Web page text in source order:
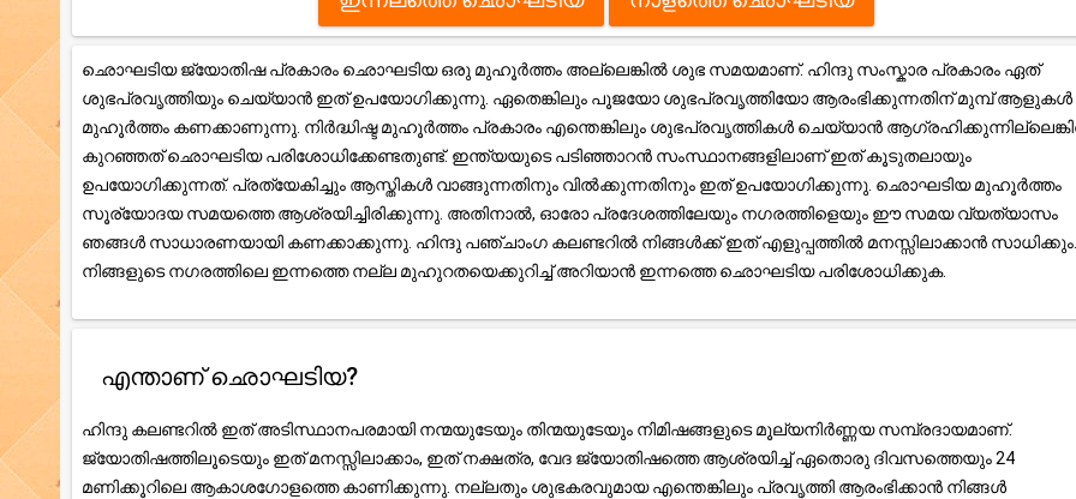
ഛൊഘടിയ ജ്യോതിഷ പ്രകാരം ഛൊഘടിയ ഒരു മുഹൂർത്തം അല്ലെങ്കിൽ ശുഭ സമയമാണ്. ഹിന്ദു സംസ്കാര പ്രകാരം ഏത്
ശുഭപ്രവൃത്തിയും ചെയ്യാൻ ഇത് ഉപയോഗിക്കുന്നു. ഏതെങ്കിലും പൂജയോ ശുഭപ്രവൃത്തിയോ ആരംഭിക്കുന്നതിന് മുമ്പ് ആളുകൾ
മുഹൂർത്തം കണക്കാണുന്നു. നിർദ്ധിഷ്ട മുഹൂർത്തം പ്രകാരം എന്തെങ്കിലും ശുഭപ്രവൃത്തികൾ ചെയ്യാൻ
കുറഞ്ഞത് ഛൊഘടിയ പരിശോധിക്കേണ്ടതുണ്ട്. ഇന്ത്യയുടെ പടിഞ്ഞാറൻ സംസ്ഥാനങ്ങളിലാണ് ഇത് കൂടുതലായും
ഉപയോഗിക്കുന്നത്. പ്രത്യേകിച്ചും ആസ്തികൾ വാങ്ങുന്നതിനും വിൽക്കുന്നതിനും ഇത് ഉപയോഗിക്കുന്നു. ഛൊഘടിയ മുഹൂർത്തം
സൂര്യോദയ സമയത്തെ ആശ്രയിച്ചിരിക്കുന്നു. അതിനാൽ, ഓരോ പ്രദേശത്തിലേയും നഗരത്തിളെയും ഈ സമയ വ്യത്യാസം
ഞങ്ങൾ സാധാരണയായി കണക്കാക്കുന്നു. ഹിന്ദു പഞ്ചാംഗ കലണ്ടറിൽ നിങ്ങൾക്ക് ഇത് എളുപ്പത്തിൽ മനസ്സിലാക്കാൻ സാധിക്കും.
നിങ്ങളുടെ നഗരത്തിലെ ഇന്നത്തെ നല്ല മുഹുറതയെക്കുറിച്ച് അറിയാൻ ഇന്നത്തെ ഛൊഘടിയ പരിശോധിക്കുക.
എന്താണ് ഛൊഘടിയ?
ഹിന്ദു കലണ്ടറിൽ ഇത് അടിസ്ഥാനപരമായി നന്മയുടേയും തിന്മയുടേയും നിമിഷങ്ങളുടെ മൂല്യനിർണ്ണയ സമ്പ്രദായമാണ്.
ജ്യോതിഷത്തിലൂടെയും ഇത് മനസ്സിലാക്കാം, ഇത് നക്ഷത്ര, വേദ ജ്യോതിഷത്തെ ആശ്രയിച്ച് ഏതൊരു ദിവസത്തെയും 24
മണിക്കൂറിലെ ആകാശഗോളത്തെ കാണിക്കുന്നു. നല്ലതും ശുഭകരവുമായ എന്തെങ്കിലും പ്രവൃത്തി ആരംഭിക്കാൻ നിങ്ങൾ